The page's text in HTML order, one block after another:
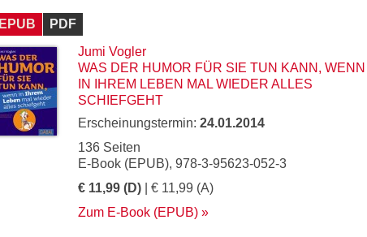
EPUB
PDF
Jumi Vogler
WAS DER HUMOR FÜR SIE TUN KANN, WENN
IN IHREM LEBEN MAL WIEDER ALLES
SCHIEFGEHT
Erscheinungstermin: 24.01.2014
136 Seiten
E-Book (EPUB), 978-3-95623-052-3
€ 11,99 (D) | € 11,99 (A)
Zum E-Book (EPUB)